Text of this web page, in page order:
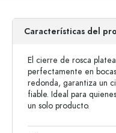
Características del
El cierre de rosca
perfectamente en
redonda, garantiza un
fiable. Ideal para
un solo producto.